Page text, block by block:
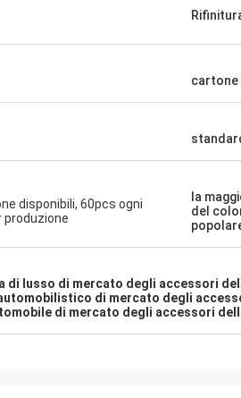
cartone
disponibili, 60pcs ogni
la
del
di lusso di mercato degli accessori
di mercato degli
di mercato degli accessori